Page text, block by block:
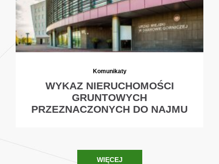
Komunikaty
WYKAZ NIERUCHOMOŚCI
GRUNTOWYCH
PRZEZNACZONYCH DO NAJMU
WIĘCEJ